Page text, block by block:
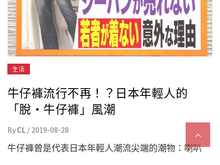
生活
牛仔褲流行不再！？日本年輕人的
「脫・牛仔褲」風潮
ByCL / 2019-08-28
牛仔褲曾是代表日本年輕人潮流尖端的潮物：喇叭